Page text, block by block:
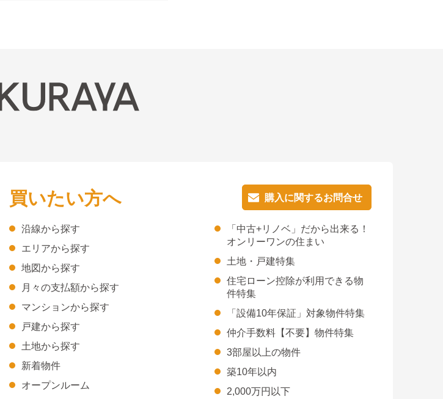
購入に関するお問合せ
買いたい方へ 購入に関するお問合せ
沿線から探す
エリアから探す
地図から探す
月々の支払額から探す
マンションから探す
戸建から探す
土地から探す
新着物件
オープンルーム
「中古+リノベ」だから出来る！
オンリーワンの住まい
土地・戸建特集
住宅ローン控除が利用できる物
件特集
「設備10年保証」対象物件特集
仲介手数料【不要】物件特集
3部屋以上の物件
築10年以内
2,000万円以下